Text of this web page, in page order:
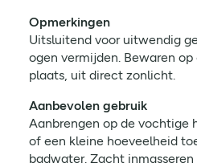
Opmerkingen
Uitsluitend voor uitwendig
ogen vermijden. Bewaren
plaats, uit direct zonlicht.
Aanbevolen gebruik
Aanbrengen op de vochtige
of een kleine hoeveelheid
badwater. Zacht